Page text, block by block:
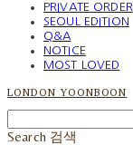
PRIVATE ORDER
SEOUL EDITION
Q&A
NOTICE
MOST LOVED
LONDON YOONBOON
Search 검색